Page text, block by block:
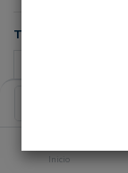
Inicio
TRATAMIENTO